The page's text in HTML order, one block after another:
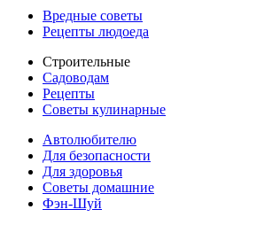
Вредные советы
Рецепты людоеда
Строительные
Садоводам
Рецепты
Советы кулинарные
Автолюбителю
Для безопасности
Для здоровья
Советы домашние
Фэн-Шуй